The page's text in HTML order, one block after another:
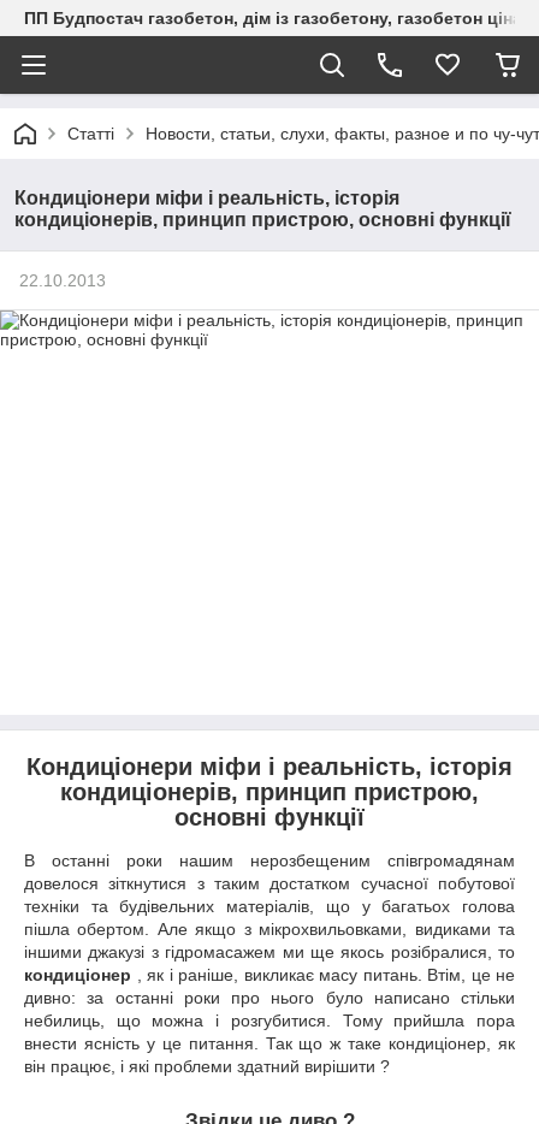
ПП Будпостач газобетон, дім із газобетону, газобетон
Статті Новости, статьи, слухи, факты, разное и по чу-
Кондиціонери міфи і реальність, історія
кондиціонерів, принцип пристрою, основні функції
22.10.2013
Кондиціонери міфи і реальність, історія
кондиціонерів, принцип пристрою,
основні функції
В останні роки нашим нерозбещеним співгромадянам
довелося зіткнутися з таким достатком сучасної побутової
техніки та будівельних матеріалів, що у багатьох голова
пішла обертом. Але якщо з мікрохвильовками, видиками та
іншими джакузі з гідромасажем ми ще якось розібралися, то
кондиціонер , як і раніше, викликає масу питань. Втім, це не
дивно: за останні роки про нього було написано стільки
небилиць, що можна і розгубитися. Тому прийшла пора
внести ясність у це питання. Так що ж таке кондиціонер, як
він працює, і які проблеми здатний вирішити ?